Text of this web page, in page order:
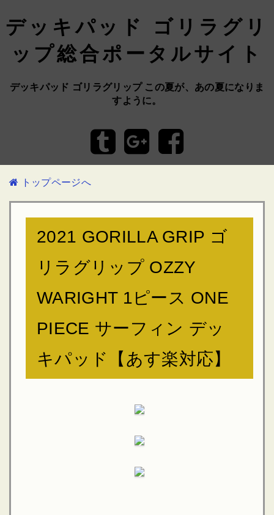
デッキパッド ゴリラグリ
ップ総合ポータルサイト
デッキパッド ゴリラグリップ この夏が、あの夏になりま
すように。
トップページへ
2021 GORILLA GRIP ゴ
リラグリップ OZZY
WARIGHT 1ピース ONE
PIECE サーフィン デッ
キパッド【あす楽対応】